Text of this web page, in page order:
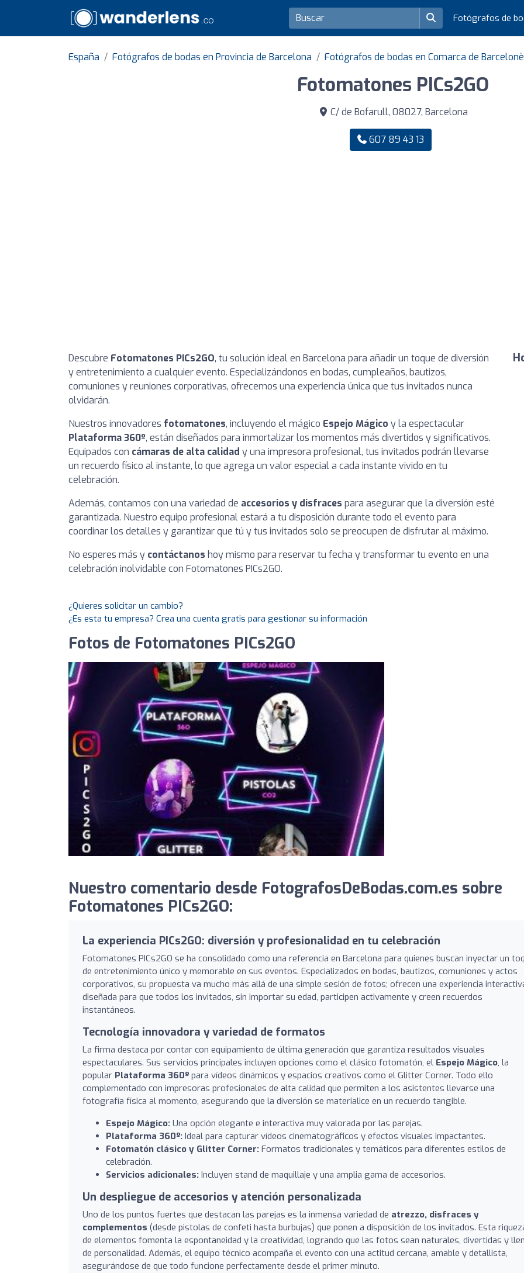
Fotógrafos de
España Fotógrafos de bodas en Provincia de Barcelona Fotógrafos de bodas en Comarca de
Fotomatones PICs2GO
C/ de Bofarull, 08027, Barcelona
607 89 43 13
Descubre Fotomatones PICs2GO, tu solución ideal en Barcelona para añadir un toque de diversión
y entretenimiento a cualquier evento. Especializándonos en bodas, cumpleaños, bautizos,
comuniones y reuniones corporativas, ofrecemos una experiencia única que tus invitados nunca
olvidarán.
Nuestros innovadores fotomatones, incluyendo el mágico Espejo Mágico y la espectacular
Plataforma 360º, están diseñados para inmortalizar los momentos más divertidos y significativos.
Equipados con cámaras de alta calidad y una impresora profesional, tus invitados podrán llevarse
un recuerdo físico al instante, lo que agrega un valor especial a cada instante vivido en tu
celebración.
Además, contamos con una variedad de accesorios y disfraces para asegurar que la diversión esté
garantizada. Nuestro equipo profesional estará a tu disposición durante todo el evento para
coordinar los detalles y garantizar que tú y tus invitados solo se preocupen de disfrutar al máximo.
No esperes más y contáctanos hoy mismo para reservar tu fecha y transformar tu evento en una
celebración inolvidable con Fotomatones PICs2GO.
¿Quieres solicitar un cambio?
¿Es esta tu empresa? Crea una cuenta gratis para gestionar su información
Fotos de Fotomatones PICs2GO
Nuestro comentario desde FotografosDeBodas.com.es sobre
Fotomatones PICs2GO:
La experiencia PICs2GO: diversión y profesionalidad en tu celebración
Fotomatones PICs2GO se ha consolidado como una referencia en Barcelona para quienes buscan inyectar un
de entretenimiento único y memorable en sus eventos. Especializados en bodas, bautizos, comuniones y actos
corporativos, su propuesta va mucho más allá de una simple sesión de fotos; ofrecen una experiencia
diseñada para que todos los invitados, sin importar su edad, participen activamente y creen recuerdos
instantáneos.
Tecnología innovadora y variedad de formatos
La firma destaca por contar con equipamiento de última generación que garantiza resultados visuales
espectaculares. Sus servicios principales incluyen opciones como el clásico fotomatón, el Espejo Mágico, la
popular Plataforma 360º para vídeos dinámicos y espacios creativos como el Glitter Corner. Todo ello
complementado con impresoras profesionales de alta calidad que permiten a los asistentes llevarse una
fotografía física al momento, asegurando que la diversión se materialice en un recuerdo tangible.
Espejo Mágico: Una opción elegante e interactiva muy valorada por las parejas.
Plataforma 360º: Ideal para capturar vídeos cinematográficos y efectos visuales impactantes.
Fotomatón clásico y Glitter Corner: Formatos tradicionales y temáticos para diferentes estilos de
celebración.
Servicios adicionales: Incluyen stand de maquillaje y una amplia gama de accesorios.
Un despliegue de accesorios y atención personalizada
Uno de los puntos fuertes que destacan las parejas es la inmensa variedad de atrezzo, disfraces y
complementos (desde pistolas de confeti hasta burbujas) que ponen a disposición de los invitados. Esta
de elementos fomenta la espontaneidad y la creatividad, logrando que las fotos sean naturales, divertidas y
de personalidad. Además, el equipo técnico acompaña el evento con una actitud cercana, amable y detallista,
asegurándose de que todo funcione perfectamente desde el primer minuto.